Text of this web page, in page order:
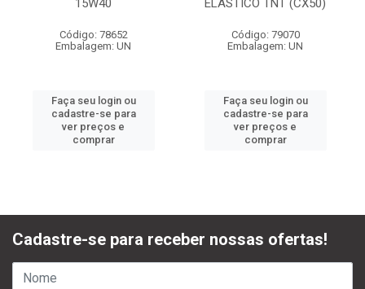
15W40
Código: 78652
Embalagem: UN
Faça seu login ou
cadastre-se para
ver preços e
comprar
ELASTICO TNT (CX50)
Código: 79070
Embalagem: UN
Faça seu login ou
cadastre-se para
ver preços e
comprar
Cadastre-se para receber nossas ofertas!